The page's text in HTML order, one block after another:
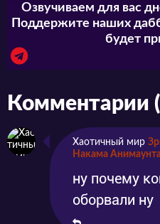
Озвучиваем для вас
Поддержите наших
будет
Комментарии
Хаотичный мир
Накама
ну почему
оборвали ну